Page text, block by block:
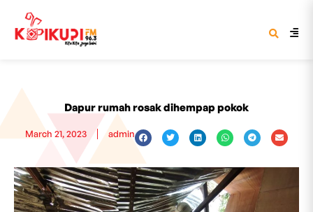
Dapur rumah rosak dihempap pokok
March 21, 2023 admin